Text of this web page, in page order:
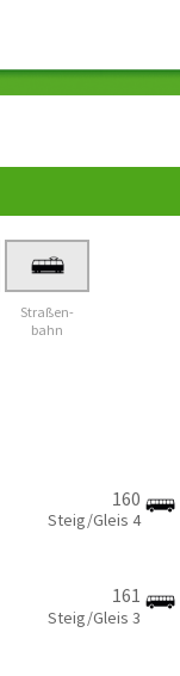
Straßen-
bahn
160
Steig/Gleis 4
161
Steig/Gleis 3